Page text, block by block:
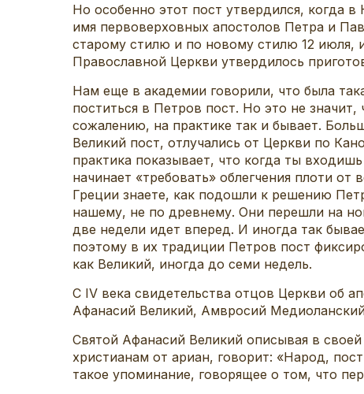
Но особенно этот пост утвердился, когда
имя первоверховных апостолов Петра и
старому стилю и по новому стилю 12 июля,
Православной Церкви утвердилось
Нам еще в академии говорили, что была
поститься в Петров пост. Но это не
сожалению, на практике так и бывает.
Великий пост, отлучались от Церкви по
практика показывает, что когда ты
начинает «требовать» облегчения плоти
Греции знаете, как подошли к решению
нашему, не по древнему. Они перешли на
две недели идет вперед. И иногда так
поэтому в их традиции Петров пост
как Великий, иногда до семи недель.
С IV века свидетельства отцов Церкви об
Афанасий Великий, Амвросий
Святой Афанасий Великий описывая в
христианам от ариан, говорит: «Народ,
такое упоминание, говорящее о том, что